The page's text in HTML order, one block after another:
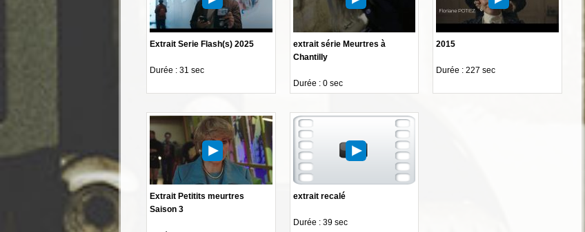
Extrait Serie Flash(s) 2025
Durée : 31 sec
extrait série Meurtres à
Chantilly
Durée : 0 sec
2015
Durée : 227 sec
Extrait Petitits meurtres
Saison 3
extrait recalé
Durée : 39 sec